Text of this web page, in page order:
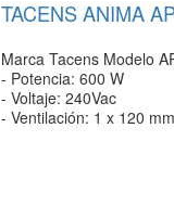
TACENS ANIMA
Marca Tacens Modelo
- Potencia: 600 W
- Voltaje: 240Vac
- Ventilación: 1 x 120